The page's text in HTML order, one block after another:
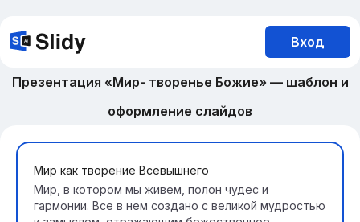
Вход
Презентация «Мир- творенье Божие» — шаблон и
оформление слайдов
Мир как творение Всевышнего
Мир, в котором мы живем, полон чудес и
гармонии. Все в нем создано с великой мудростью